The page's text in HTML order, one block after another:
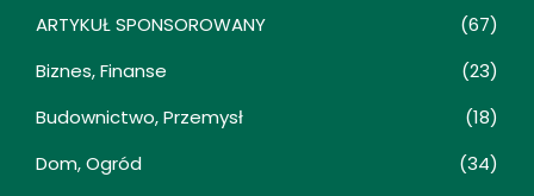
ARTYKUŁ SPONSOROWANY
(67)
Biznes, Finanse
(23)
Budownictwo, Przemysł
(18)
Dom, Ogród
(34)